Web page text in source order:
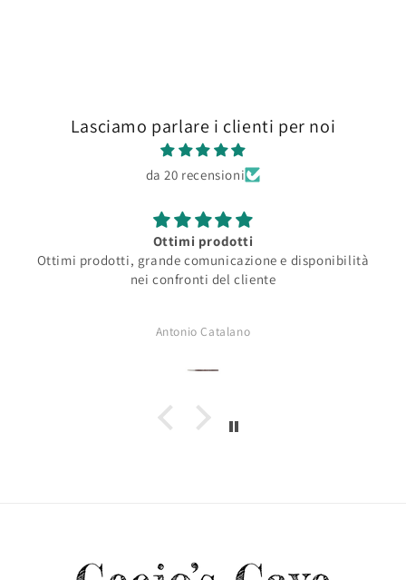
Lasciamo parlare i clienti per noi
da 20 recensioni
Ottimi prodotti
Ottimi prodotti, grande comunicazione e disponibilità
nei confronti del cliente
Antonio Catalano